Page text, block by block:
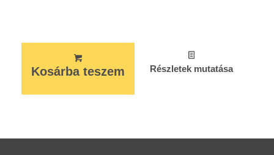
Kosárba teszem Részletek mutatása